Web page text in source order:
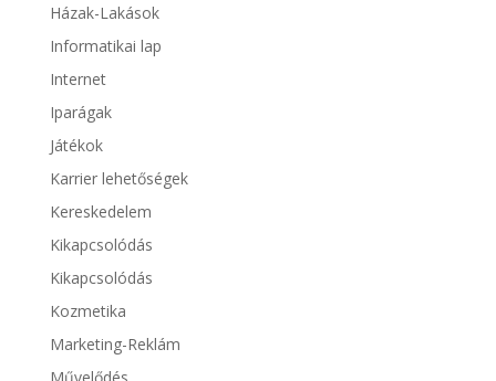
Házak-Lakások
Informatikai lap
Internet
Iparágak
Játékok
Karrier lehetőségek
Kereskedelem
Kikapcsolódás
Kikapcsolódás
Kozmetika
Marketing-Reklám